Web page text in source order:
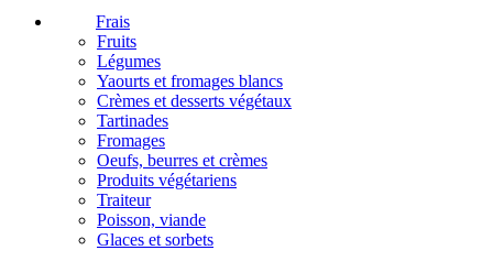
Frais
Fruits
Légumes
Yaourts et fromages blancs
Crèmes et desserts végétaux
Tartinades
Fromages
Oeufs, beurres et crèmes
Produits végétariens
Traiteur
Poisson, viande
Glaces et sorbets